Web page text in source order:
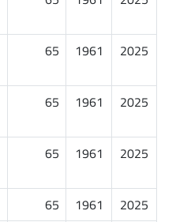
65 1961 2025
65 1961 2025
65 1961 2025
65 1961
2025